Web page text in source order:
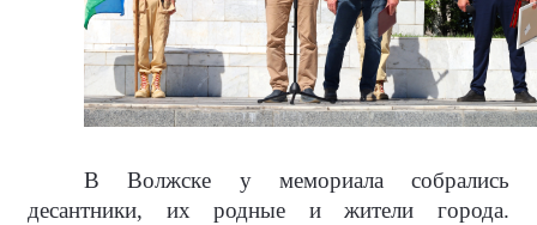
В Волжске у мемориала собрались
десантники, их родные и жители города.